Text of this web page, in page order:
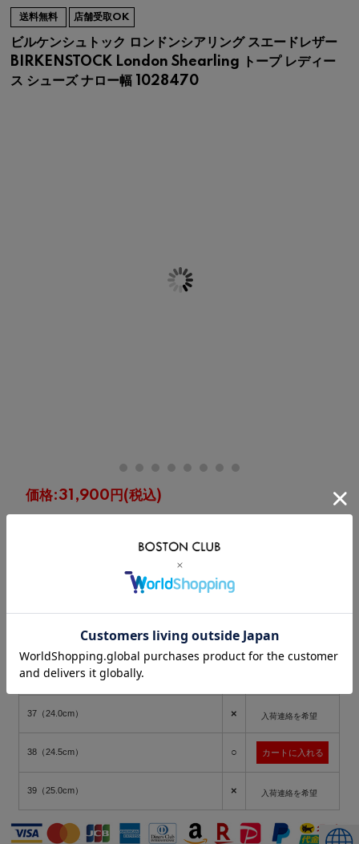
送料無料 店舗受取OK
ビルケンシュトック ロンドンシアリング スエードレザー
BIRKENSTOCK London Shearling トープ レディー
ス シューズ ナロー幅 1028470
価格:31,900円 (税込)
点
サイズ
庫
36（23.0cm）
37（24.0cm） × 入荷連絡を希望
38（24.5cm） ○
39（25.0cm） × 入荷連絡を希望